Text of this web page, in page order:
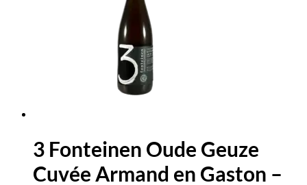
3 Fonteinen Oude Geuze
Cuvée Armand en Gaston –